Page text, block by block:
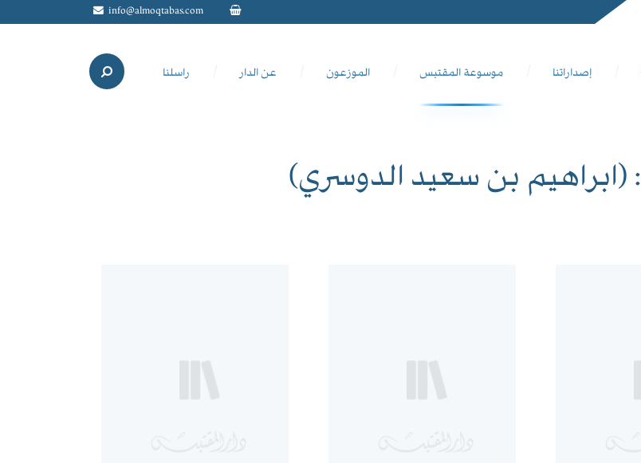
info@almoqtabas.com
إصداراتنا موسوعة المقتبس الموزعون عن الدار راسلنا
: (ابراهيم بن سعيد الدوسري)